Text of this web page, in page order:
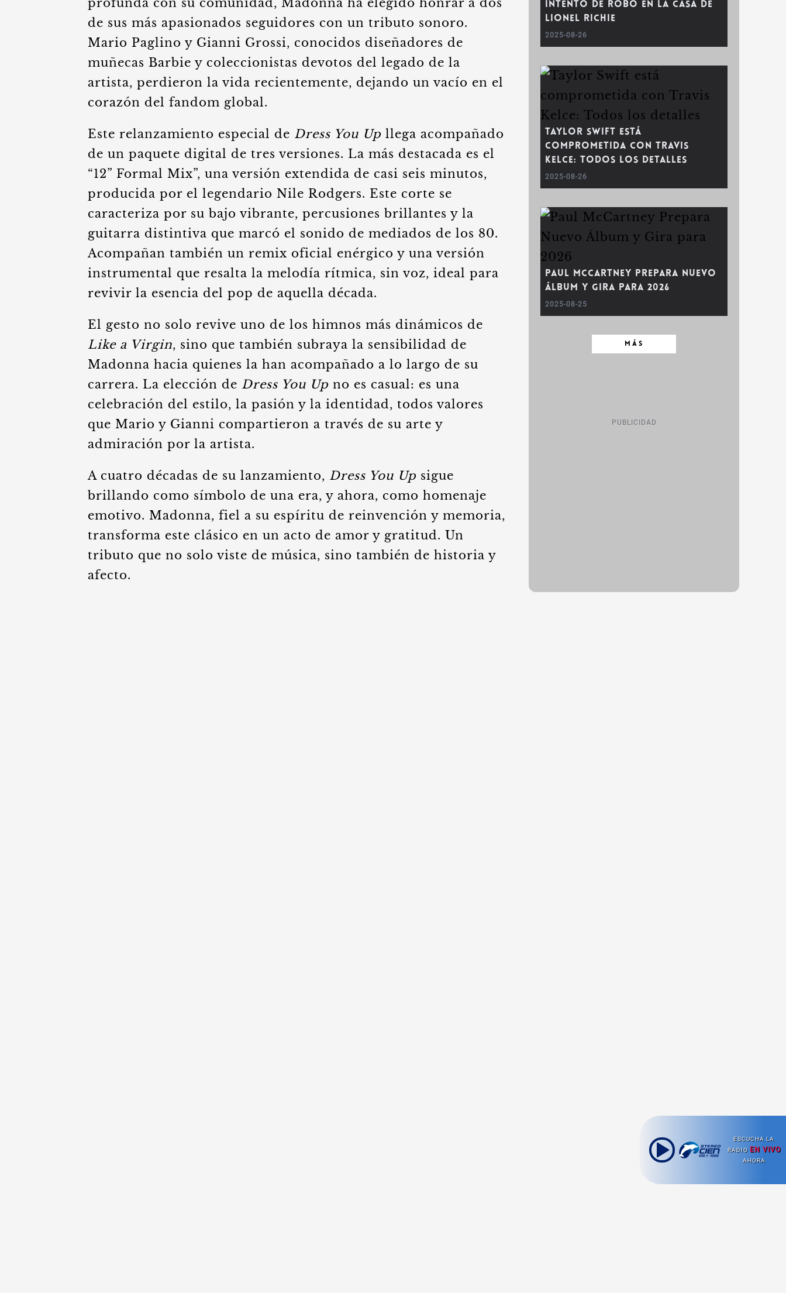
profunda con su comunidad, Madonna ha elegido honrar a dos
de sus más apasionados seguidores con un tributo sonoro.
Mario Paglino y Gianni Grossi, conocidos diseñadores de
muñecas Barbie y coleccionistas devotos del legado de la
artista, perdieron la vida recientemente, dejando un vacío en el
corazón del fandom global.
Este relanzamiento especial de Dress You Up llega acompañado
de un paquete digital de tres versiones. La más destacada es el
“12” Formal Mix”, una versión extendida de casi seis minutos,
producida por el legendario Nile Rodgers. Este corte se
caracteriza por su bajo vibrante, percusiones brillantes y la
guitarra distintiva que marcó el sonido de mediados de los 80.
Acompañan también un remix oficial enérgico y una versión
instrumental que resalta la melodía rítmica, sin voz, ideal para
revivir la esencia del pop de aquella década.
El gesto no solo revive uno de los himnos más dinámicos de
Like a Virgin, sino que también subraya la sensibilidad de
Madonna hacia quienes la han acompañado a lo largo de su
carrera. La elección de Dress You Up no es casual: es una
celebración del estilo, la pasión y la identidad, todos valores
que Mario y Gianni compartieron a través de su arte y
admiración por la artista.
A cuatro décadas de su lanzamiento, Dress You Up sigue
brillando como símbolo de una era, y ahora, como homenaje
emotivo. Madonna, fiel a su espíritu de reinvención y memoria,
transforma este clásico en un acto de amor y gratitud. Un
tributo que no solo viste de música, sino también de historia y
afecto.
Intento de Robo en la Casa de
Lionel Richie
2025-08-26
Taylor Swift está
comprometida con Travis
Kelce: Todos los detalles
2025-08-26
Paul McCartney Prepara Nuevo
Álbum y Gira para 2026
2025-08-25
MÁS
PUBLICIDAD
ESCUCHA LA
RADIO EN VIVO
AHORA